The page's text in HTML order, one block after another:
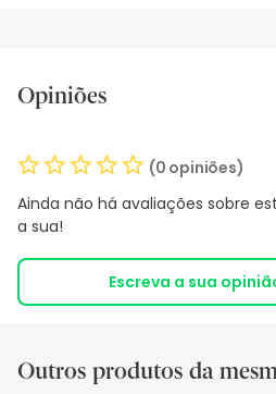
Opiniões
(0 opiniões)
Ainda não há avaliações sobre
a sua!
Escreva a sua
Outros produtos da